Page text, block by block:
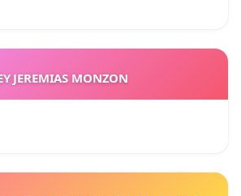
JEREMIAS MONZON